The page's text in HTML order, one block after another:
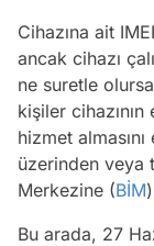
Cihazına ait
ancak cihazı
ne suretle olursa
kişiler
hizmet
üzerinden veya
Merkezine (BİM
Bu arada, 27